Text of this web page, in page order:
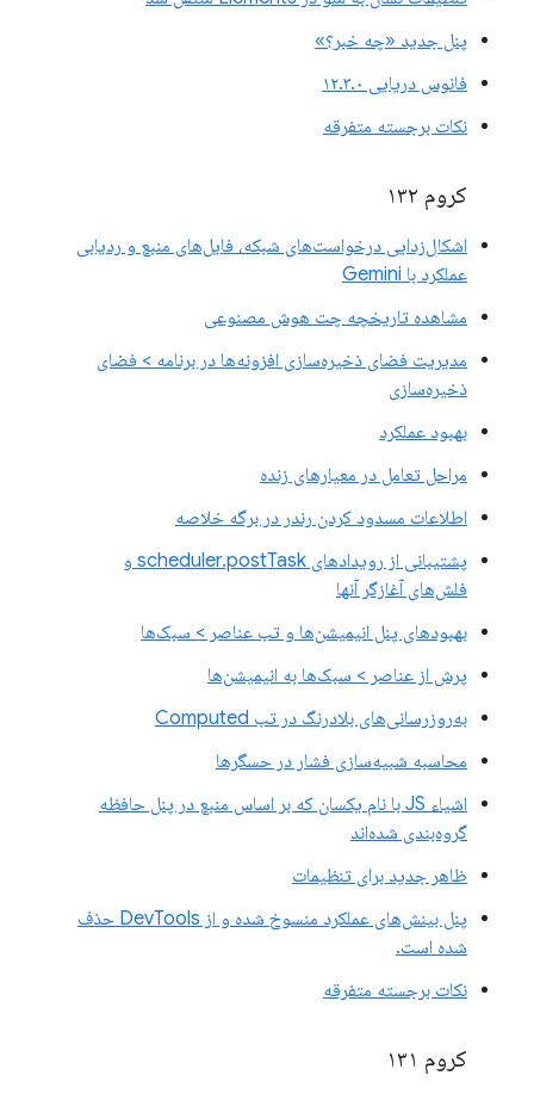
پنل جدید «چه خبر؟»
فانوس دریایی ۱۲.۳.۰
نکات برجسته متفرقه
کروم ۱۳۲
اشکال‌زدایی درخواست‌های شبکه، فایل‌های منبع و ردیابی
عملکرد با Gemini
مشاهده تاریخچه چت هوش مصنوعی
مدیریت فضای ذخیره‌سازی افزونه‌ها در برنامه > فضای
ذخیره‌سازی
بهبود عملکرد
مراحل تعامل در معیارهای زنده
اطلاعات مسدود کردن رندر در برگه خلاصه
پشتیبانی از رویدادهای scheduler.postTask و
فلش‌های آغازگر آنها
بهبودهای پنل انیمیشن‌ها و تب عناصر > سبک‌ها
پرش از عناصر > سبک‌ها به انیمیشن‌ها
به‌روزرسانی‌های بلادرنگ در تب Computed
محاسبه شبیه‌سازی فشار در حسگرها
اشیاء JS با نام یکسان که بر اساس منبع در پنل حافظه
گروه‌بندی شده‌اند
ظاهر جدید برای تنظیمات
پنل بینش‌های عملکرد منسوخ شده و از DevTools حذف
شده است.
نکات برجسته متفرقه
کروم ۱۳۱